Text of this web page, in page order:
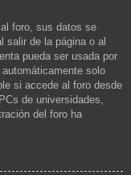
foro, sus datos se
salir de la página o al
pueda ser usada por
solo
si accede al foro desde
de universidades,
del foro ha